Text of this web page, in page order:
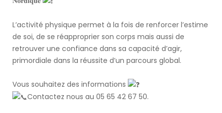
L’activité physique permet à la fois de renforcer l’estime
de soi, de se réapproprier son corps mais aussi de
retrouver une confiance dans sa capacité d’agir,
primordiale dans la réussite d’un parcours global.
Vous souhaitez des informations
Contactez nous au 05 65 42 67 50.